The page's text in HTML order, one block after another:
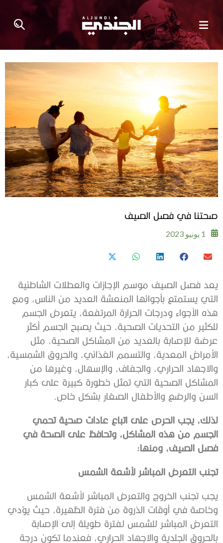
صحتنا في فصل الصيف
1 يونيو 2023
يعد فصل الصيف موسم الإجازات والعطلات ‫الشاطئية
التي يستمتع بأجوائها المنعشة العديد من الناس، ومع
هذه الأجواء ودرجات الحرارة المرتفعة، يتعرض الجسم
للكثير من التحديات الصحية، حيث يصبح الجسم أكثر
عرضة للإصابة بالعديد من المشاكل الصحية، مثل
الأمراض المعدية، والتسمم الغذائي، والحروق الشمسية،
والاجهاد الحراري، والجفاف، والإسهال، وغيرها من
المشاكل الصحية التي تمثل ‫خطورة كبيرة على كبار
السن والرضع والأطفال الصغار بشكل خاص.
لذلك، يجب الحرص على اتباع عادات صحية تحمي
الجسم من هذه المشاكل، وتحافظ على الصحة في
فصل الصيف، ومنها:
تجنب التعرض المباشر لأشعة الشمس
يجب تجنب الخروج والتعرض المباشر لأشعة الشمس
وخاصة في أوقات الذروة من فترة الظهيرة، حيث يؤدي
التعرض المباشر للشمس لفترة طويلة إلى الإصابة
بالحروق الجلدية والاجهاد الحراري، فعندما تكون درجة